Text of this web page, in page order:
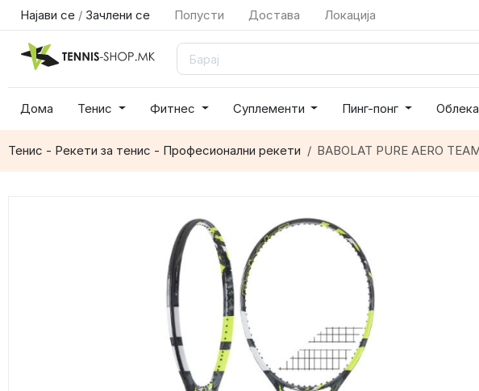
Најави се / Зачлени се Попусти Достава Локација
Дома Тенис Фитнес Суплементи Пинг-понг Облека
Тенис - Рекети за тенис - Професионални рекети BABOLAT PURE AERO